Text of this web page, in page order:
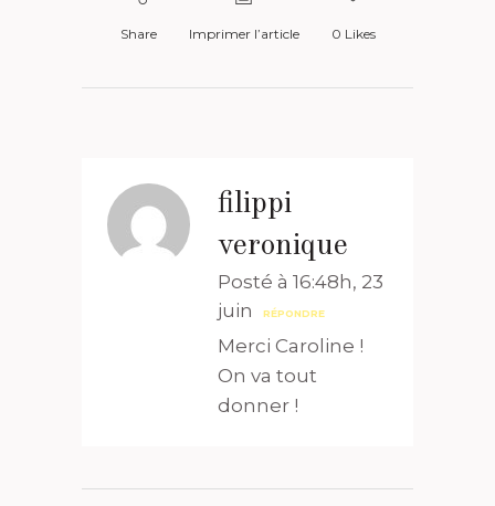
Share Imprimer l’article 0 Likes
filippi
veronique
Posté à 16:48h, 23
juin
RÉPONDRE
Merci Caroline !
On va tout
donner !